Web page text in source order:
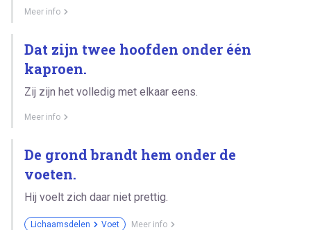
Meer info
Dat zijn twee hoofden onder één
kaproen.
Zij zijn het volledig met elkaar eens.
Meer info
De grond brandt hem onder de
voeten.
Hij voelt zich daar niet prettig.
Lichaamsdelen Voet Meer info